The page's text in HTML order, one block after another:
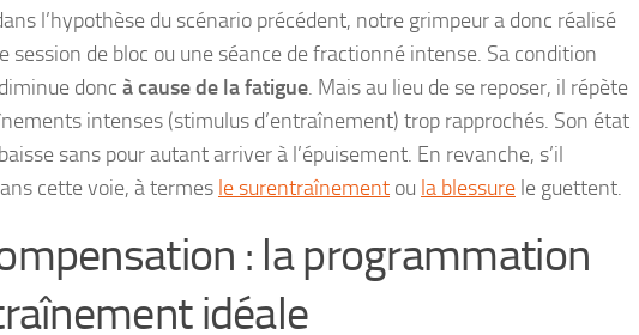
l’hypothèse du scénario précédent, notre grimpeur a donc réalisé
session de bloc ou une séance de fractionné intense. Sa condition
donc à cause de la fatigue. Mais au lieu de se reposer, il répète
intenses (stimulus d’entraînement) trop rapprochés. Son état
sans pour autant arriver à l’épuisement. En revanche, s’il
cette voie, à termes le surentraînement ou la blessure le guettent.
: la programmation
idéale